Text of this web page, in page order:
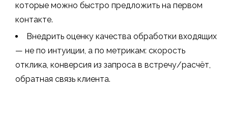
которые можно быстро предложить на первом
контакте.
Внедрить оценку качества обработки входящих
— не по интуиции, а по метрикам: скорость
отклика, конверсия из запроса в встречу/расчёт,
обратная связь клиента.